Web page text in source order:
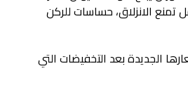
تمنع الانزلاق، حساسات للركن
الجديدة بعد التخفيضات التي